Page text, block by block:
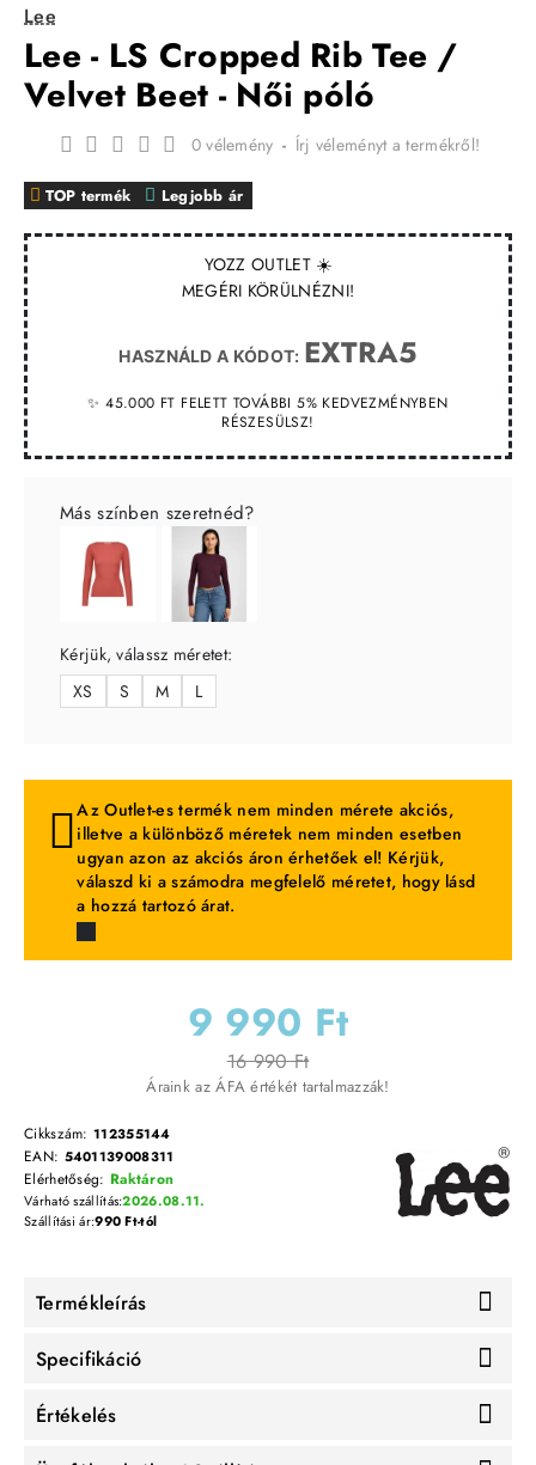
Lee
Lee - LS Cropped Rib Tee /
Velvet Beet - Női póló
YOZZ OUTLET ☀️
MEGÉRI KÖRÜLNÉZNI!
HASZNÁLD A KÓDOT: EXTRA5
✨ 45.000 FT FELETT TOVÁBBI 5% KEDVEZMÉNYBEN
RÉSZESÜLSZ!
TOP termék Legjobb ár
0 vélemény - Írj véleményt a termékről!
9 990 Ft
16 990 Ft
Áraink az ÁFA értékét tartalmazzák!
Cikkszám: 112355144
EAN: 5401139008311
Elérhetőség: Raktáron
Várható szállítás:2026.08.11.
Szállítási ár:990 Ft-tól
Más színben szeretnéd?
Kérjük, válassz méretet:
XS
S M L
Az Outlet-es termék nem minden mérete akciós,
illetve a különböző méretek nem minden esetben
ugyan azon az akciós áron érhetőek el! Kérjük,
válaszd ki a számodra megfelelő méretet, hogy lásd
a hozzá tartozó árat.
Termékleírás
Specifikáció
Értékelés